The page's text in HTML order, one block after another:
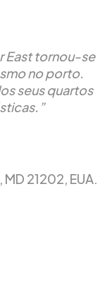
East tornou-se
no porto.
seus quartos
21202, EUA.